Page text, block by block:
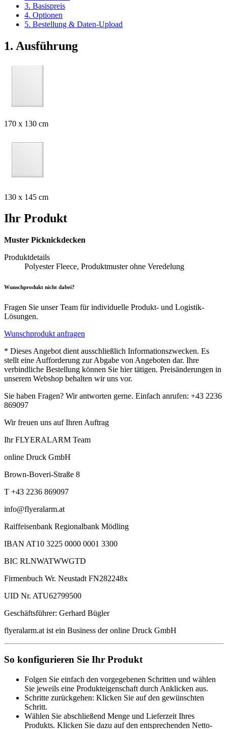
3. Basispreis
4. Optionen
5. Bestellung & Daten-Upload
1. Ausführung
170 x 130 cm
130 x 145 cm
Ihr Produkt
Muster Picknickdecken
Produktdetails
Polyester Fleece, Produktmuster ohne Veredelung
Wunschprodukt nicht dabei?
Fragen Sie unser Team für individuelle Produkt- und Logistik-
Lösungen.
Wunschprodukt anfragen
* Dieses Angebot dient ausschließlich Informationszwecken. Es
stellt eine Aufforderung zur Abgabe von Angeboten dar. Ihre
verbindliche Bestellung können Sie hier tätigen. Preisänderungen in
unserem Webshop behalten wir uns vor.
Sie haben Fragen? Wir antworten gerne. Einfach anrufen: +43 2236
869097
Wir freuen uns auf Ihren Auftrag
Ihr FLYERALARM Team
online Druck GmbH
Brown-Boveri-Straße 8
T +43 2236 869097
info@flyeralarm.at
Raiffeisenbank Regionalbank Mödling
IBAN AT10 3225 0000 0001 3300
BIC RLNWATWWGTD
Firmenbuch Wr. Neustadt FN282248x
UID Nr. ATU62799500
Geschäftsführer: Gerhard Bügler
flyeralarm.at ist ein Business der online Druck GmbH
So konfigurieren Sie Ihr Produkt
Folgen Sie einfach den vorgegebenen Schritten und wählen
Sie jeweils eine Produkteigenschaft durch Anklicken aus.
Schritte zurückgehen: Klicken Sie auf den gewünschten
Schritt.
Wählen Sie abschließend Menge und Lieferzeit Ihres
Produkts. Klicken Sie dazu auf den entsprechenden Netto-